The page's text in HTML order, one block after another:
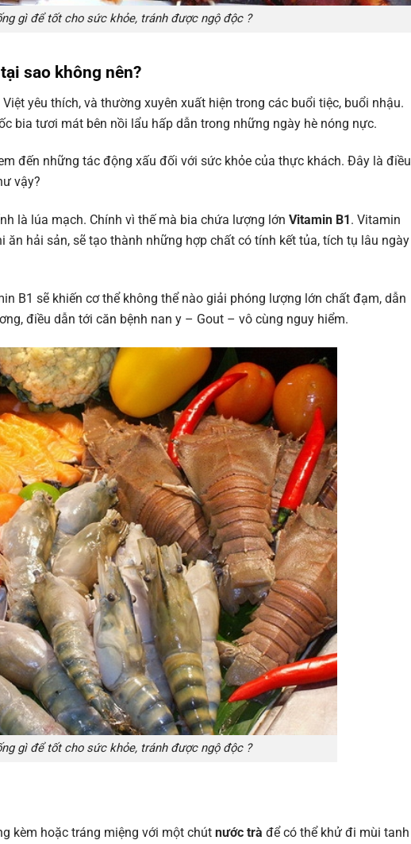
gì để tốt cho sức khỏe, tránh được ngộ độc ?
sao không nên?
yêu thích, và thường xuyên xuất hiện trong các buổi tiệc, buổi nhậu.
bia tươi mát bên nồi lẩu hấp dẫn trong những ngày hè nóng nực.
đến những tác động xấu đối với sức khỏe của thực khách. Đây là điều
vậy?
là lúa mạch. Chính vì thế mà bia chứa lượng lớn Vitamin B1. Vitamin
hải sản, sẽ tạo thành những hợp chất có tính kết tủa, tích tụ lâu ngày
B1 sẽ khiến cơ thể không thể nào giải phóng lượng lớn chất đạm, dẫn
điều dẫn tới căn bệnh nan y – Gout – vô cùng nguy hiểm.
gì để tốt cho sức khỏe, tránh được ngộ độc ?
kèm hoặc tráng miệng với một chút nước trà để có thể khử đi mùi tanh